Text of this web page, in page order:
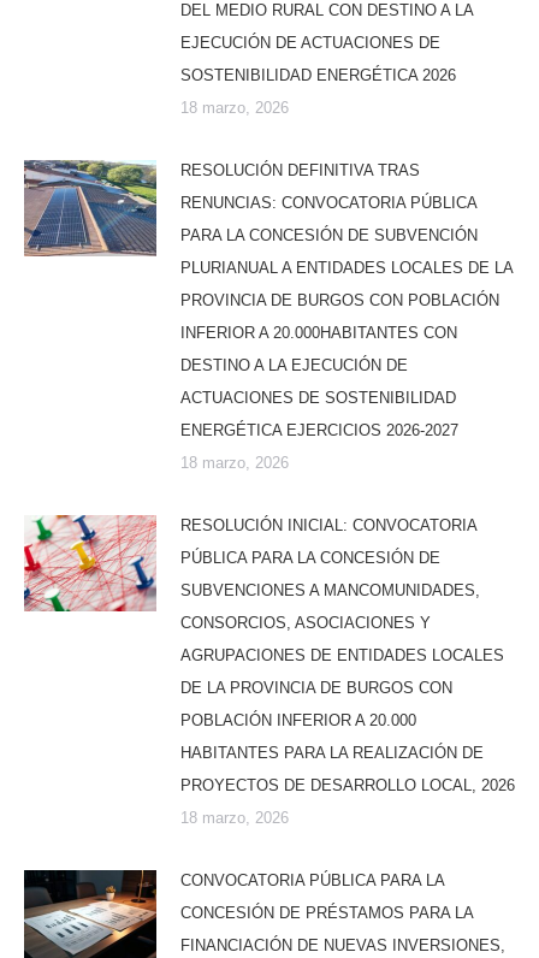
DEL MEDIO RURAL CON DESTINO A LA
EJECUCIÓN DE ACTUACIONES DE
SOSTENIBILIDAD ENERGÉTICA 2026
18 marzo, 2026
RESOLUCIÓN DEFINITIVA TRAS
RENUNCIAS: CONVOCATORIA PÚBLICA
PARA LA CONCESIÓN DE SUBVENCIÓN
PLURIANUAL A ENTIDADES LOCALES DE LA
PROVINCIA DE BURGOS CON POBLACIÓN
INFERIOR A 20.000HABITANTES CON
DESTINO A LA EJECUCIÓN DE
ACTUACIONES DE SOSTENIBILIDAD
ENERGÉTICA EJERCICIOS 2026-2027
18 marzo, 2026
RESOLUCIÓN INICIAL: CONVOCATORIA
PÚBLICA PARA LA CONCESIÓN DE
SUBVENCIONES A MANCOMUNIDADES,
CONSORCIOS, ASOCIACIONES Y
AGRUPACIONES DE ENTIDADES LOCALES
DE LA PROVINCIA DE BURGOS CON
POBLACIÓN INFERIOR A 20.000
HABITANTES PARA LA REALIZACIÓN DE
PROYECTOS DE DESARROLLO LOCAL, 2026
18 marzo, 2026
CONVOCATORIA PÚBLICA PARA LA
CONCESIÓN DE PRÉSTAMOS PARA LA
FINANCIACIÓN DE NUEVAS INVERSIONES,